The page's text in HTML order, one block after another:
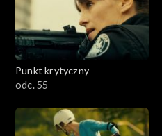
Punkt krytyczny
odc. 55